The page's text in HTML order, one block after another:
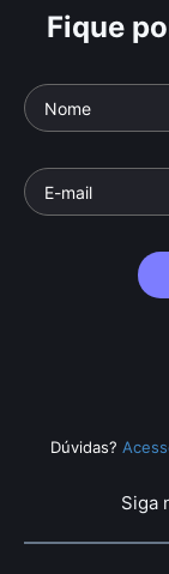
Fique
Dúvidas?
Siga